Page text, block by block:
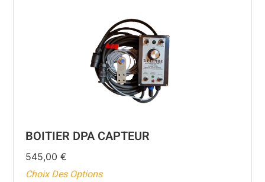
BOITIER DPA CAPTEUR
545,00€
Choix Des Options